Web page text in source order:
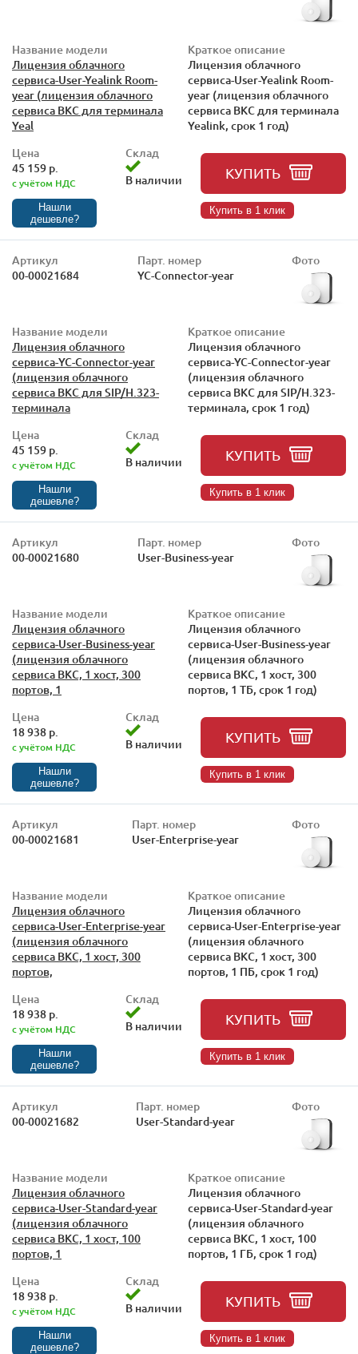
Название модели
Лицензия облачного
сервиса-User-Yealink Room-
year (лицензия облачного
сервиса ВКС для терминала
Yeal
Краткое описание
Лицензия облачного
сервиса-User-Yealink Room-
year (лицензия облачного
сервиса ВКС для терминала
Yealink, срок 1 год)
Цена
45 159 р.
с учётом НДС
Нашли
дешевле?
Склад
В наличии
КУПИТЬ
Купить в 1 клик
Артикул
00-00021684
Парт. номер
YC-Connector-year
Фото
Название модели
Лицензия облачного
сервиса-YC-Connector-year
(лицензия облачного
сервиса ВКС для SIP/H.323-
терминала
Краткое описание
Лицензия облачного
сервиса-YC-Connector-year
(лицензия облачного
сервиса ВКС для SIP/H.323-
терминала, срок 1 год)
Цена
45 159 р.
с учётом НДС
Нашли
дешевле?
Склад
В наличии
КУПИТЬ
Купить в 1 клик
Артикул
00-00021680
Парт. номер
User-Business-year
Фото
Название модели
Лицензия облачного
сервиса-User-Business-year
(лицензия облачного
сервиса ВКС, 1 хост, 300
портов, 1
Краткое описание
Лицензия облачного
сервиса-User-Business-year
(лицензия облачного
сервиса ВКС, 1 хост, 300
портов, 1 TБ, срок 1 год)
Цена
18 938 р.
с учётом НДС
Нашли
дешевле?
Склад
В наличии
КУПИТЬ
Купить в 1 клик
Артикул
00-00021681
Парт. номер
User-Enterprise-year
Фото
Название модели
Лицензия облачного
сервиса-User-Enterprise-year
(лицензия облачного
сервиса ВКС, 1 хост, 300
портов,
Краткое описание
Лицензия облачного
сервиса-User-Enterprise-year
(лицензия облачного
сервиса ВКС, 1 хост, 300
портов, 1 ПБ, срок 1 год)
Цена
18 938 р.
с учётом НДС
Нашли
дешевле?
Склад
В наличии
КУПИТЬ
Купить в 1 клик
Артикул
00-00021682
Парт. номер
User-Standard-year
Фото
Название модели
Лицензия облачного
сервиса-User-Standard-year
(лицензия облачного
сервиса ВКС, 1 хост, 100
портов, 1
Краткое описание
Лицензия облачного
сервиса-User-Standard-year
(лицензия облачного
сервиса ВКС, 1 хост, 100
портов, 1 ГБ, срок 1 год)
Цена
18 938 р.
с учётом НДС
Нашли
дешевле?
Склад
В наличии
КУПИТЬ
Купить в 1 клик